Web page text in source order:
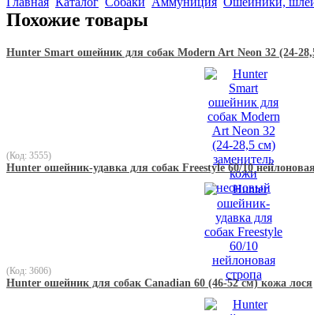
Похожие товары
Hunter Smart ошейник для собак Modern Art Neon 32 (24-
(Код: 3555)
Hunter ошейник-удавка для собак Freestyle 60/10
(Код: 3606)
Hunter ошейник для собак Canadian 60 (46-52 см) кожа лося